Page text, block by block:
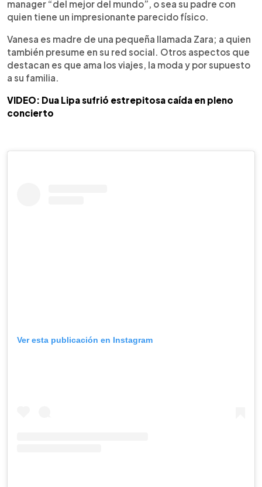
manager “del mejor del mundo”, o sea su padre con
quien tiene un impresionante parecido físico.
Vanesa es madre de una pequeña llamada Zara; a quien
también presume en su red social. Otros aspectos que
destacan es que ama los viajes, la moda y por supuesto
a su familia.
VIDEO: Dua Lipa sufrió estrepitosa caída en pleno
concierto
Ver esta publicación en Instagram